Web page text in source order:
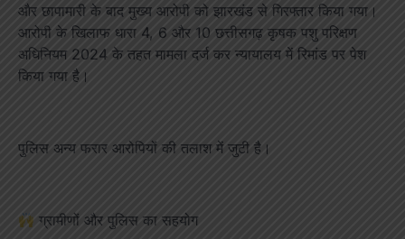
और छापामारी के बाद मुख्य आरोपी को झारखंड से गिरफ्तार किया गया।
आरोपी के खिलाफ धारा 4, 6 और 10 छत्तीसगढ़ कृषक पशु परिक्षण
अधिनियम 2024 के तहत मामला दर्ज कर न्यायालय में रिमांड पर पेश
किया गया है।
पुलिस अन्य फरार आरोपियों की तलाश में जुटी है।
ग्रामीणों और पुलिस का सहयोग